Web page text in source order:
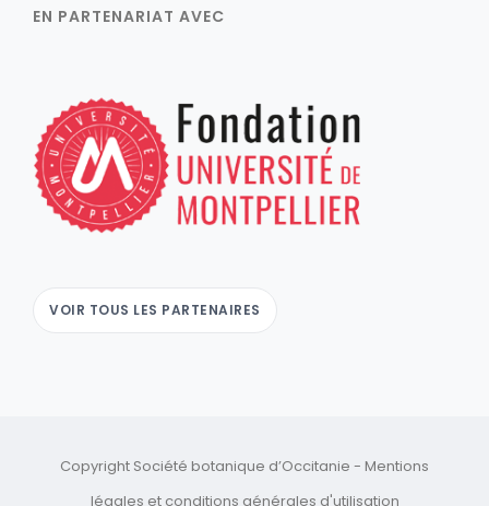
EN PARTENARIAT AVEC
VOIR TOUS LES PARTENAIRES
Copyright Société botanique d’Occitanie - Mentions
légales et conditions générales d'utilisation